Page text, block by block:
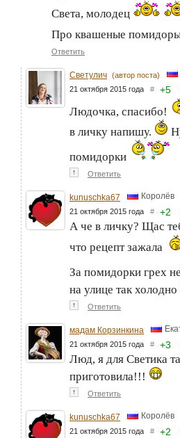
Света, молодец
Про квашеные
Ответить
Светулич (автор поста)
21 октября 2015 года # +5
Людочка, спасибо!
в личку напишу.
помидорки
↑ Ответить
kunuschka67 Королёв
21 октября 2015 года # +2
А че в личку? Щас
что рецепт зажала
За помидорки грех не
на улице так холодно
↑ Ответить
мадам Корзинкина
21 октября 2015 года # +3
Люд, я для Светика
приготовила!!!
↑ Ответить
kunuschka67 Королёв
21 октября 2015 года # +2